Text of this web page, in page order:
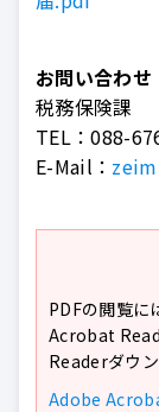
お問い合わせ
税務保険課
TEL：088-
E-Mail：
PDFの閲覧に
Acrobat
Readerダウ
Adobe